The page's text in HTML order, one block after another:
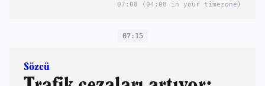
07:08 (04:08 in your timezone)
07:15
Sözcü